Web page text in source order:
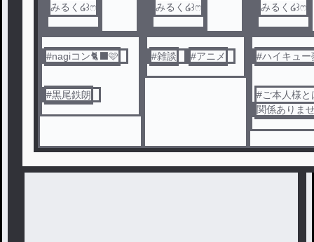
みるく໒꒱ෆ
#nagiコン🐈‍⬛🩷
#黒尾鉄朗
みるく໒꒱ෆ
#雑談 #アニメ
みるく໒꒱ෆ
#ハイキュー
#ご本人様と
関係ありま